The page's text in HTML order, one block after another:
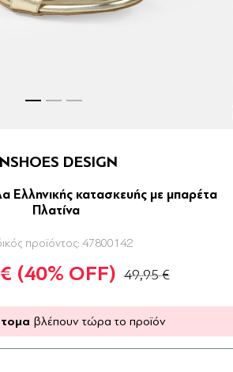
DESIGN
Ελληνικής κατασκευής με μπαρέτα
Πλατίνα
προϊόντος: 47800142
(40% OFF) 49,95 €
βλέπουν τώρα το προϊόν